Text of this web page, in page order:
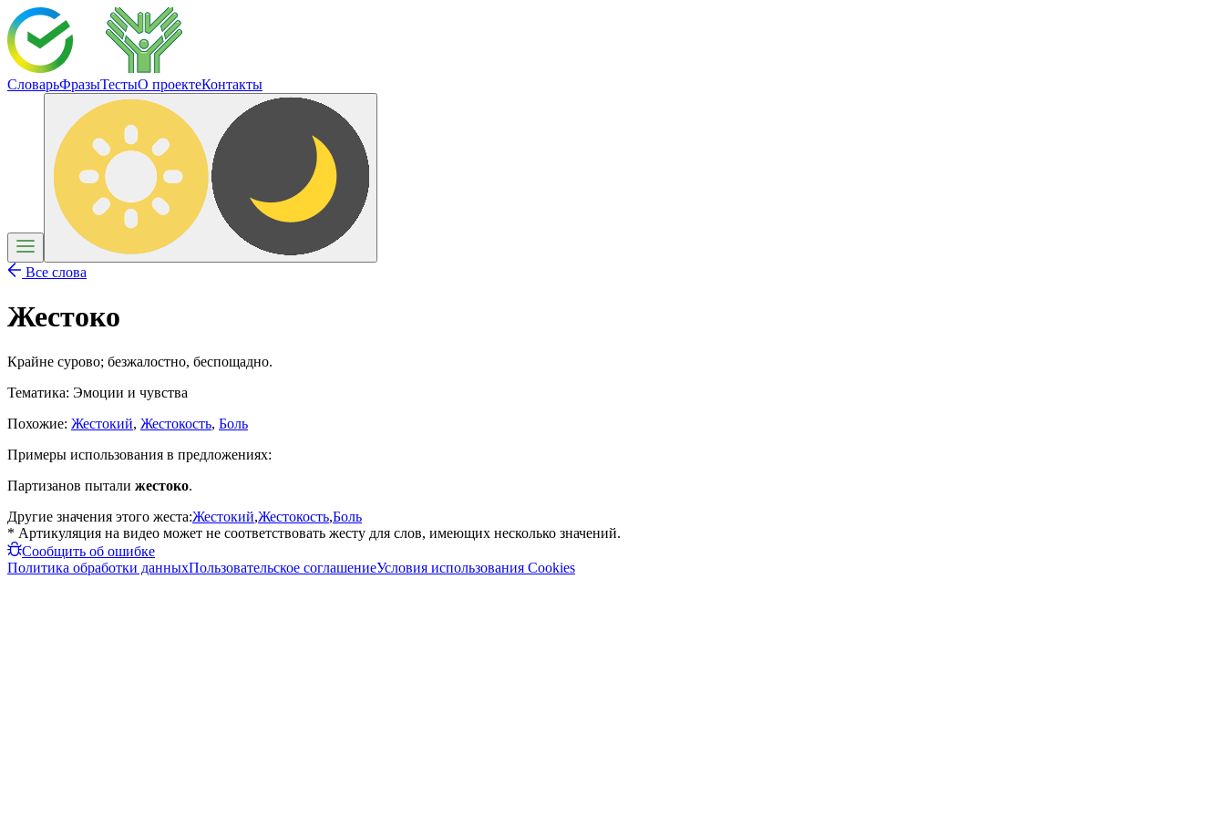
СловарьФразыТестыО проектеКонтакты
Все слова
Жестоко
Крайне сурово; безжалостно, беспощадно.
Тематика: Эмоции и чувства
Похожие: Жестокий, Жестокость, Боль
Примеры использования в предложениях:
Партизанов пытали жестоко.
Другие значения этого жеста:Жестокий,Жестокость,Боль
* Артикуляция на видео может не соответствовать жесту для слов, имеющих несколько значений.
Сообщить об ошибке
Политика обработки данныхПользовательское соглашениеУсловия использования Cookies